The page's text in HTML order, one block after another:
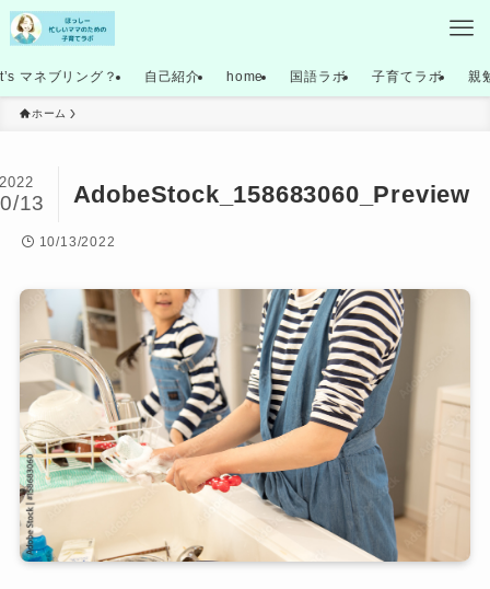
マネブリング？ 自己紹介 home 国語ラボ 子育てラボ 親
ホーム
AdobeStock_158683060_Preview
2022
13
10/13/2022